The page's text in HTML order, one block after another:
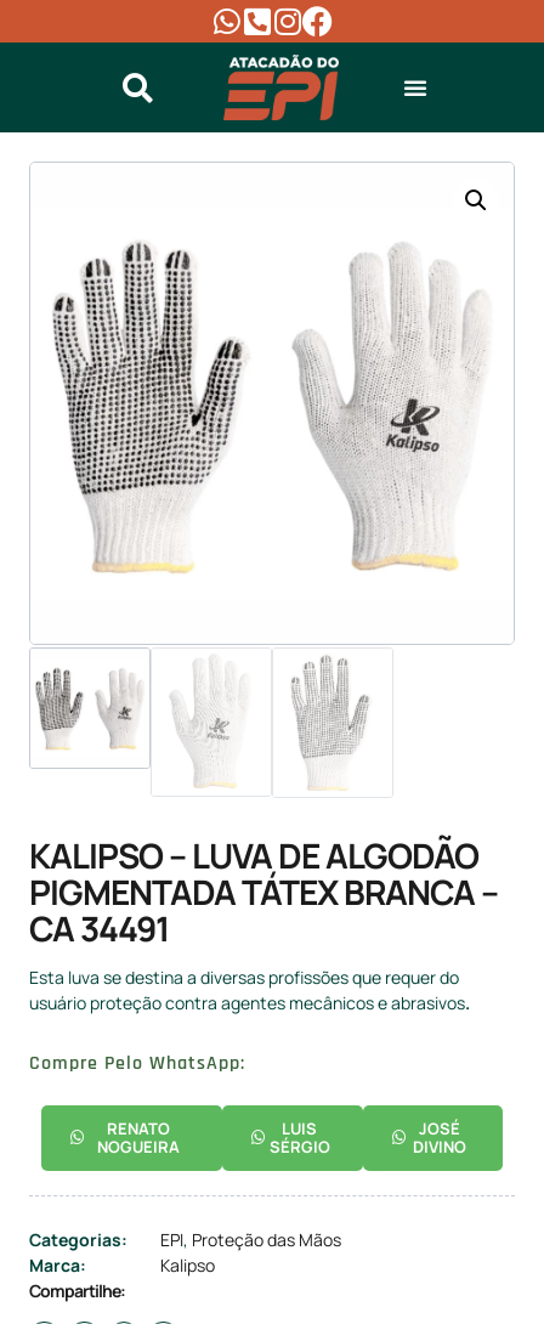
KALIPSO – LUVA DE ALGODÃO
PIGMENTADA TÁTEX BRANCA –
CA 34491
Esta luva se destina a diversas profissões que requer do
usuário proteção contra agentes mecânicos e abrasivos.
Compre Pelo WhatsApp:
RENATO
NOGUEIRA
LUIS
SÉRGIO
JOSÉ
DIVINO
Categorias: EPI, Proteção das Mãos
Marca:
Kalipso
Compartilhe: